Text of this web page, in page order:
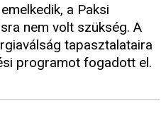
a Paksi
nem volt szükség. A
tapasztalataira
programot fogadott el.